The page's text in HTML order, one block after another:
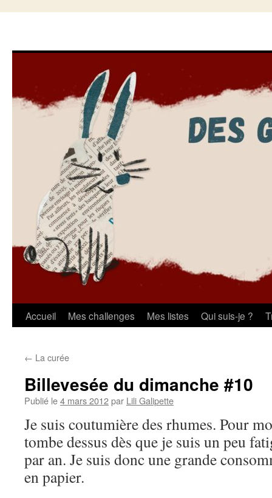
Aller
contenu
Accueil Mes challenges Mes listes Qui suis-je ?
← La curée
Billevesée du dimanche #10
Publié le4 mars 2012par Lili Galipette
Je suis coutumière des rhumes. Pour
tombe dessus dès que je suis un peu
par an. Je suis donc une grande
en papier.